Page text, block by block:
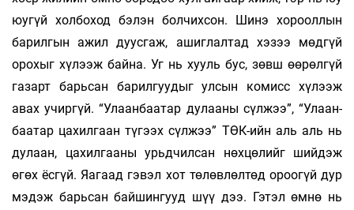
юугүй холбоход бэлэн болчихсон. Шинэ хорооллын
барилгын ажил дуус­гаж, ашиглалтад хэзээ мөдгүй
орохыг хү­лээж байна. Уг нь хууль бус, зөвш өөрөлгүй
газарт барь­сан барилгуудыг улсын комисс хүлээж
авах учир­гүй. “Улаанбаатар дулааны сүлжээ”, “Улаан­
баатар цахилгаан түгээх сүлжээ” ТӨК-ийн аль аль нь
дулаан, цахил­гаа­ны урьд­чилсан нөхцөлийг шийдэж
өгөх ёс­гүй. Яагаад гэ­вэл хот төлөвлөлтөд ороогүй дур
мэдэж барь­сан байшингууд шүү дээ. Гэтэл өмнө нь